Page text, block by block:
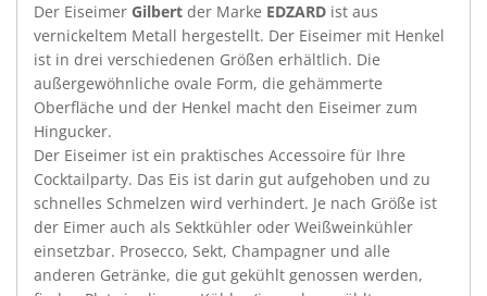
Der Eiseimer Gilbert der Marke EDZARD ist aus
vernickeltem Metall hergestellt. Der Eiseimer mit Henkel
ist in drei verschiedenen Größen erhältlich. Die
außergewöhnliche ovale Form, die gehämmerte
Oberfläche und der Henkel macht den Eiseimer zum
Hingucker.
Der Eiseimer ist ein praktisches Accessoire für Ihre
Cocktailparty. Das Eis ist darin gut aufgehoben und zu
schnelles Schmelzen wird verhindert. Je nach Größe ist
der Eimer auch als Sektkühler oder Weißweinkühler
einsetzbar. Prosecco, Sekt, Champagner und alle
anderen Getränke, die gut gekühlt genossen werden,